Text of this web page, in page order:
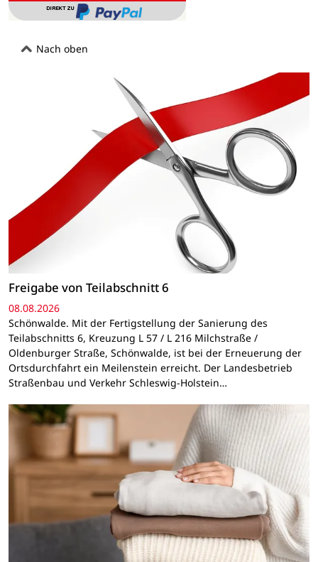
Nach oben
Freigabe von Teilabschnitt 6
08.08.2026
Schönwalde. Mit der Fertigstellung der Sanierung des
Teilabschnitts 6, Kreuzung L 57 / L 216 Milchstraße /
Oldenburger Straße, Schönwalde, ist bei der Erneuerung der
Ortsdurchfahrt ein Meilenstein erreicht. Der Landesbetrieb
Straßenbau und Verkehr Schleswig-Holstein…